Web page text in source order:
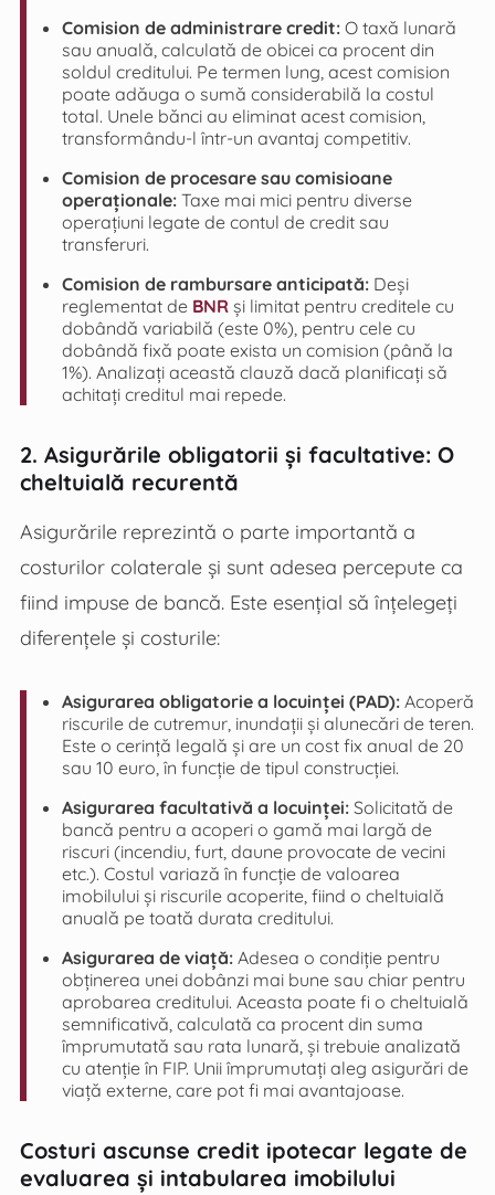
Comision de administrare credit:O taxă lunară
sau anuală, calculată de obicei ca procent din
soldul creditului. Pe termen lung, acest comision
poate adăuga o sumă considerabilă la costul
total. Unele bănci au eliminat acest comision,
transformându-l într-un avantaj competitiv.
Comision de procesare sau comisioane
operaționale:Taxe mai mici pentru diverse
operațiuni legate de contul de credit sau
transferuri.
Comision de rambursare anticipată:Deși
reglementat de BNRși limitat pentru creditele cu
dobândă variabilă (este 0%), pentru cele cu
dobândă fixă poate exista un comision (până la
1%). Analizați această clauză dacă planificați să
achitați creditul mai repede.
2. Asigurările obligatorii și facultative: O
cheltuială recurentă
Asigurările reprezintă o parte importantă a
costurilor colaterale și sunt adesea percepute ca
fiind impuse de bancă. Este esențial să înțelegeți
diferențele și costurile:
Asigurarea obligatorie a locuinței (PAD):Acoperă
riscurile de cutremur, inundații și alunecări de teren.
Este o cerință legală și are un cost fix anual de 20
sau 10 euro, în funcție de tipul construcției.
Asigurarea facultativă a locuinței:Solicitată de
bancă pentru a acoperi o gamă mai largă de
riscuri (incendiu, furt, daune provocate de vecini
etc.). Costul variază în funcție de valoarea
imobilului și riscurile acoperite, fiind o cheltuială
anuală pe toată durata creditului.
Asigurarea de viață:Adesea o condiție pentru
obținerea unei dobânzi mai bune sau chiar pentru
aprobarea creditului. Aceasta poate fi o cheltuială
semnificativă, calculată ca procent din suma
împrumutată sau rata lunară, și trebuie analizată
cu atenție în FIP. Unii împrumutați aleg asigurări de
viață externe, care pot fi mai avantajoase.
Costuri ascunse credit ipotecar legate de
evaluarea și intabularea imobilului